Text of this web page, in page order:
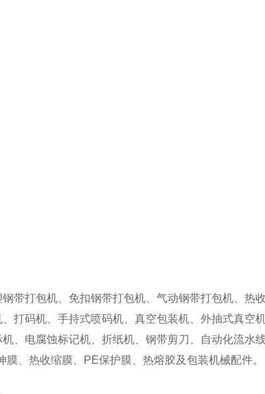
打包机、免扣钢带打包机、气动钢带打包机、热
打码机、手持式喷码机、真空包装机、外抽式真空
、电腐蚀标记机、折纸机、钢带剪刀、自动化流水
、热收缩膜、PE保护膜、热熔胶及包装机械配件。